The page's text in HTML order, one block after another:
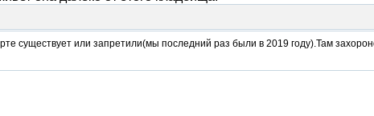
существует или запретили(мы последний раз были в 2019 году).Там